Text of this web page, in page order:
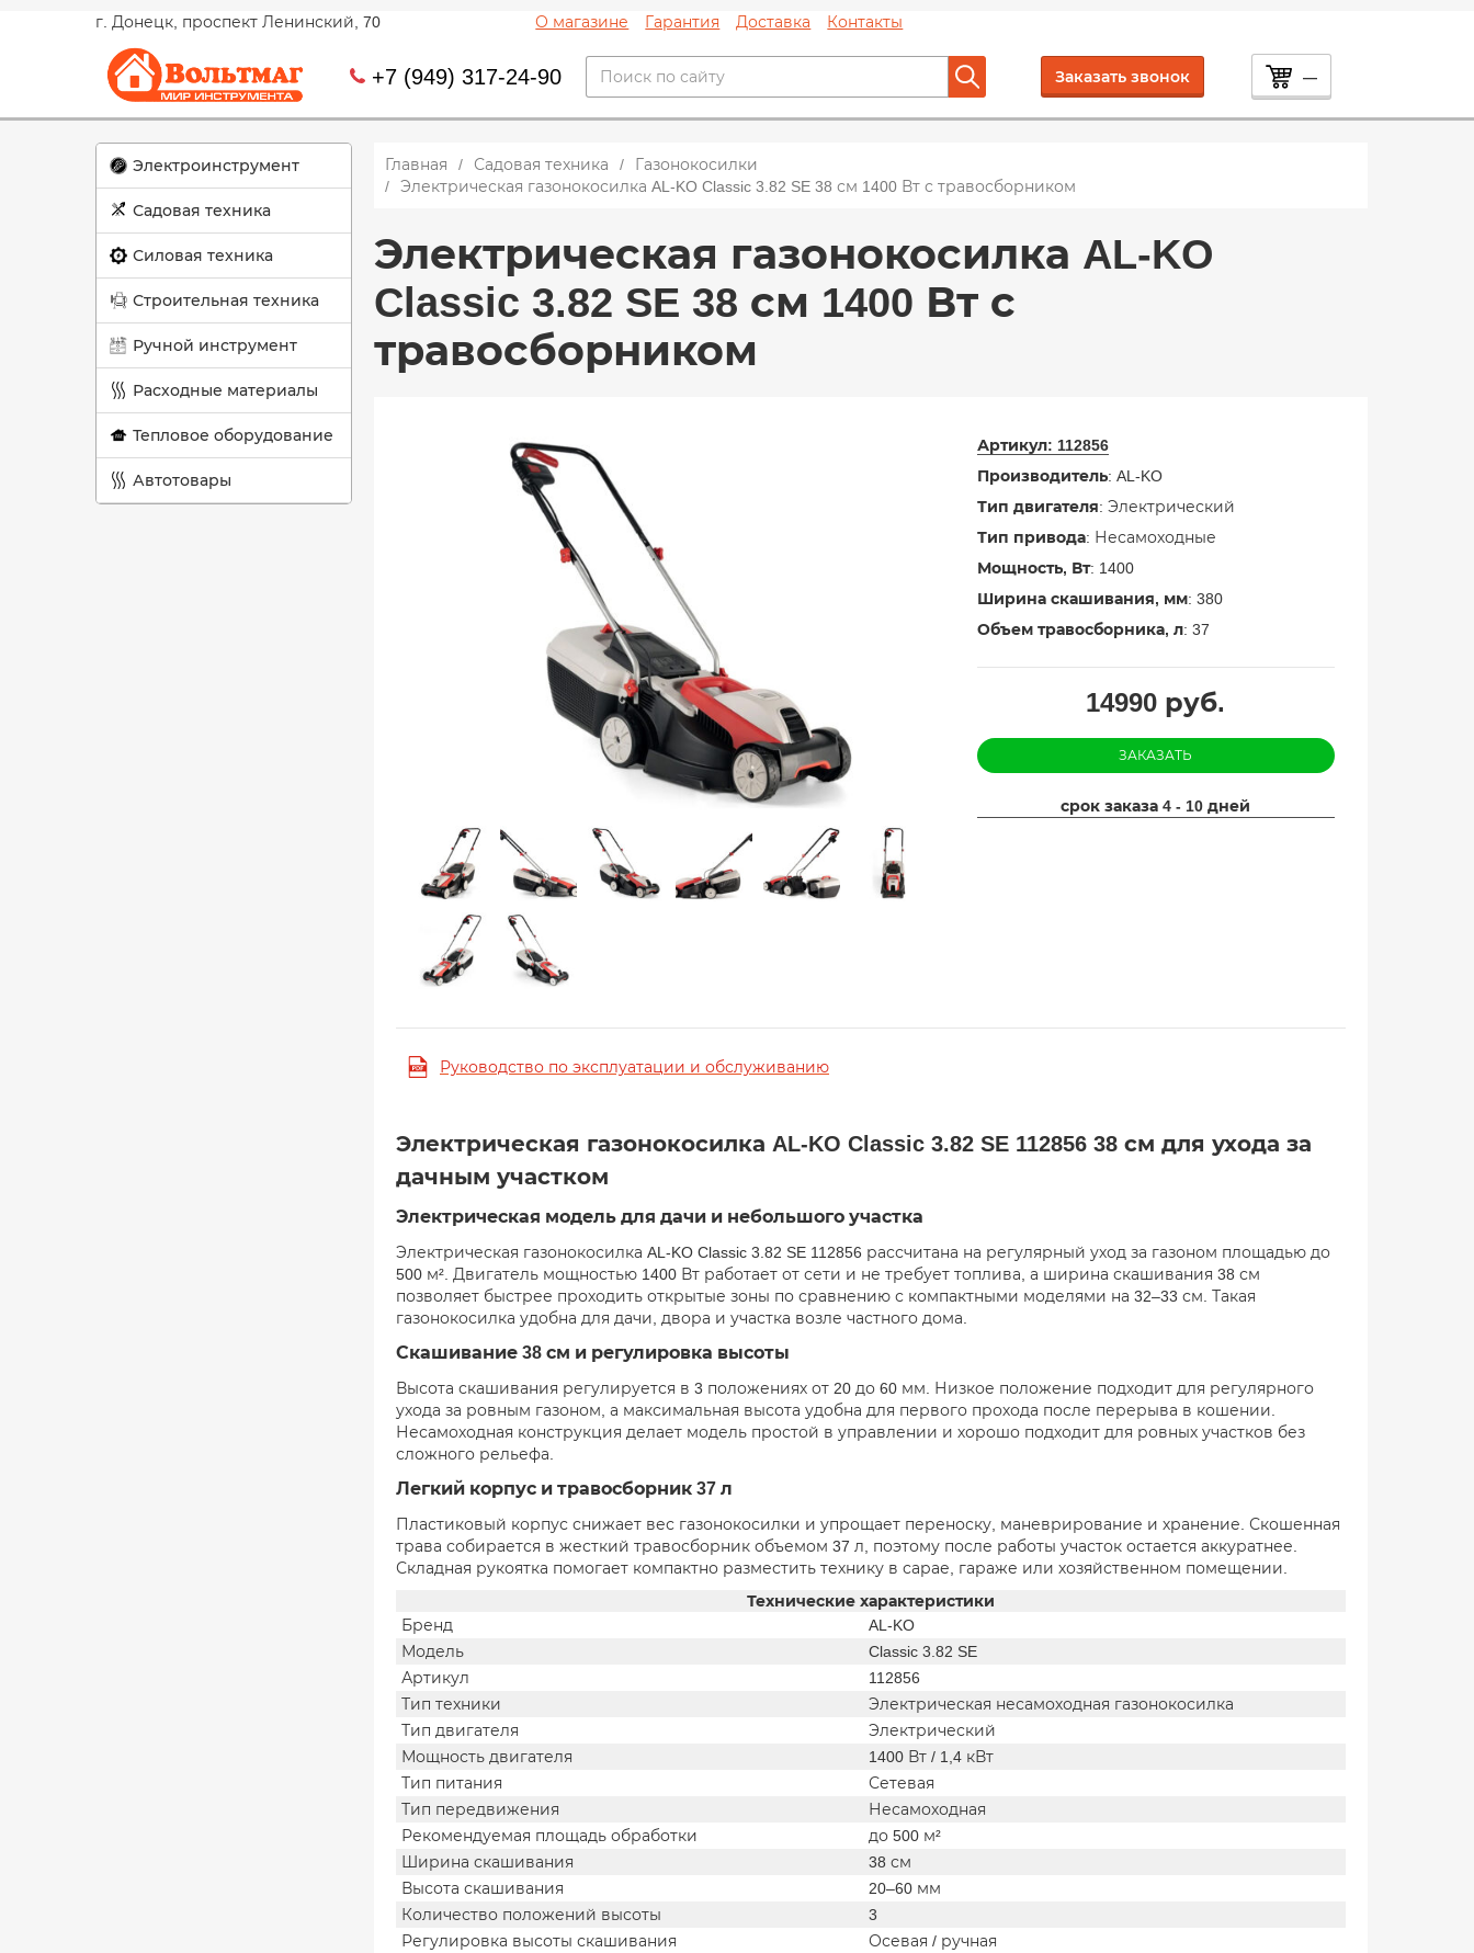
г. Донецк, проспект Ленинский, 70 О магазине Гарантия Доставка Контакты
+7 (949) 317-24-90 Заказать звонок —
Электроинструмент
Садовая техника
Силовая техника
Строительная техника
Ручной инструмент
Расходные материалы
Тепловое оборудование
Автотовары
Главная Садовая техника
Газонокосилки
Электрическая газонокосилка AL-KO Classic 3.82 SE 38 см 1400 Вт с травосборником
Электрическая газонокосилка AL-KO
Classic 3.82 SE 38 см 1400 Вт с
травосборником
Артикул: 112856
Производитель: AL-KO
Тип двигателя: Электрический
Тип привода: Несамоходные
Мощность, Вт: 1400
Ширина скашивания, мм: 380
Объем травосборника, л: 37
14990 руб.
ЗАКАЗАТЬ
срок заказа 4 - 10 дней
Руководство по эксплуатации и обслуживанию
Электрическая газонокосилка AL-KO Classic 3.82 SE 112856 38 см для ухода за
дачным участком
Электрическая модель для дачи и небольшого участка
Электрическая газонокосилка AL-KO Classic 3.82 SE 112856 рассчитана на регулярный уход за газоном площадью до
500 м². Двигатель мощностью 1400 Вт работает от сети и не требует топлива, а ширина скашивания 38 см
позволяет быстрее проходить открытые зоны по сравнению с компактными моделями на 32–33 см. Такая
газонокосилка удобна для дачи, двора и участка возле частного дома.
Скашивание 38 см и регулировка высоты
Высота скашивания регулируется в 3 положениях от 20 до 60 мм. Низкое положение подходит для регулярного
ухода за ровным газоном, а максимальная высота удобна для первого прохода после перерыва в кошении.
Несамоходная конструкция делает модель простой в управлении и хорошо подходит для ровных участков без
сложного рельефа.
Легкий корпус и травосборник 37 л
Пластиковый корпус снижает вес газонокосилки и упрощает переноску, маневрирование и хранение. Скошенная
трава собирается в жесткий травосборник объемом 37 л, поэтому после работы участок остается аккуратнее.
Складная рукоятка помогает компактно разместить технику в сарае, гараже или хозяйственном помещении.
Технические характеристики
Бренд
AL-KO
Модель
Classic 3.82 SE
Артикул
112856
Тип техники
Электрическая несамоходная газонокосилка
Тип двигателя
Электрический
Мощность двигателя
1400 Вт / 1,4 кВт
Тип питания
Сетевая
Тип передвижения
Несамоходная
Рекомендуемая площадь обработки
до 500 м²
Ширина скашивания
38 см
Высота скашивания
20–60 мм
Количество положений высоты
3
Регулировка высоты скашивания
Осевая / ручная